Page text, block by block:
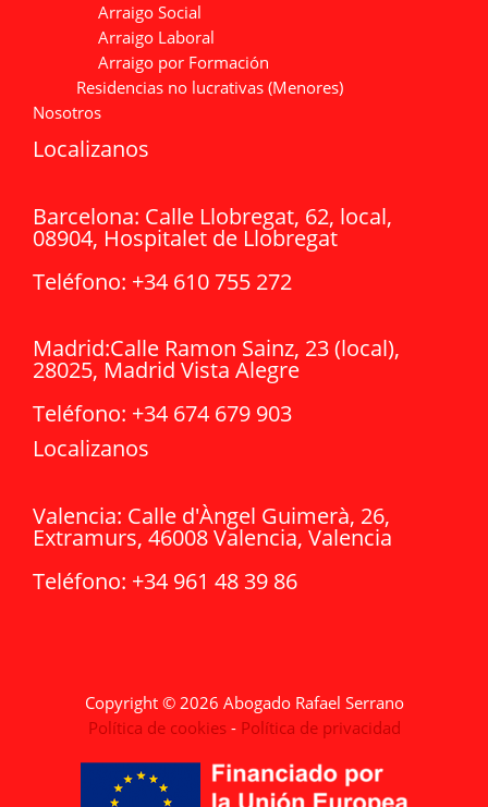
Arraigo Social
Arraigo Laboral
Arraigo por Formación
Residencias no lucrativas (Menores)
Nosotros
Localizanos
Barcelona: Calle Llobregat, 62, local,
08904, Hospitalet de Llobregat
Teléfono: +34 610 755 272
Madrid:Calle Ramon Sainz, 23 (local),
28025, Madrid Vista Alegre
Teléfono: +34 674 679 903
Localizanos
Valencia: Calle d'Àngel Guimerà, 26,
Extramurs, 46008 Valencia, Valencia
Teléfono: +34 961 48 39 86
Copyright © 2026 Abogado Rafael Serrano
Política de cookies- Política de privacidad